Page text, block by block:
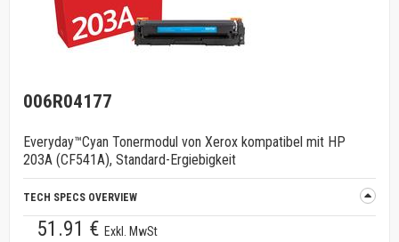
006R04177
Everyday™Cyan Tonermodul von Xerox kompatibel mit HP
203A (CF541A), Standard-Ergiebigkeit
TECH SPECS OVERVIEW
51.91 € Exkl. MwSt